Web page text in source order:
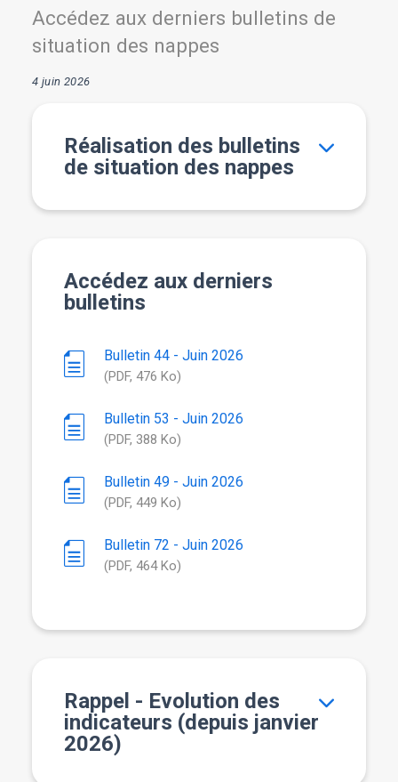
Accédez aux derniers bulletins de
situation des nappes
4 juin 2026
Réalisation des bulletins
de situation des nappes
Accédez aux derniers
bulletins
Bulletin 44 - Juin 2026
(PDF, 476 Ko)
Bulletin 53 - Juin 2026
(PDF, 388 Ko)
Bulletin 49 - Juin 2026
(PDF, 449 Ko)
Bulletin 72 - Juin 2026
(PDF, 464 Ko)
Rappel - Evolution des
indicateurs (depuis janvier
2026)